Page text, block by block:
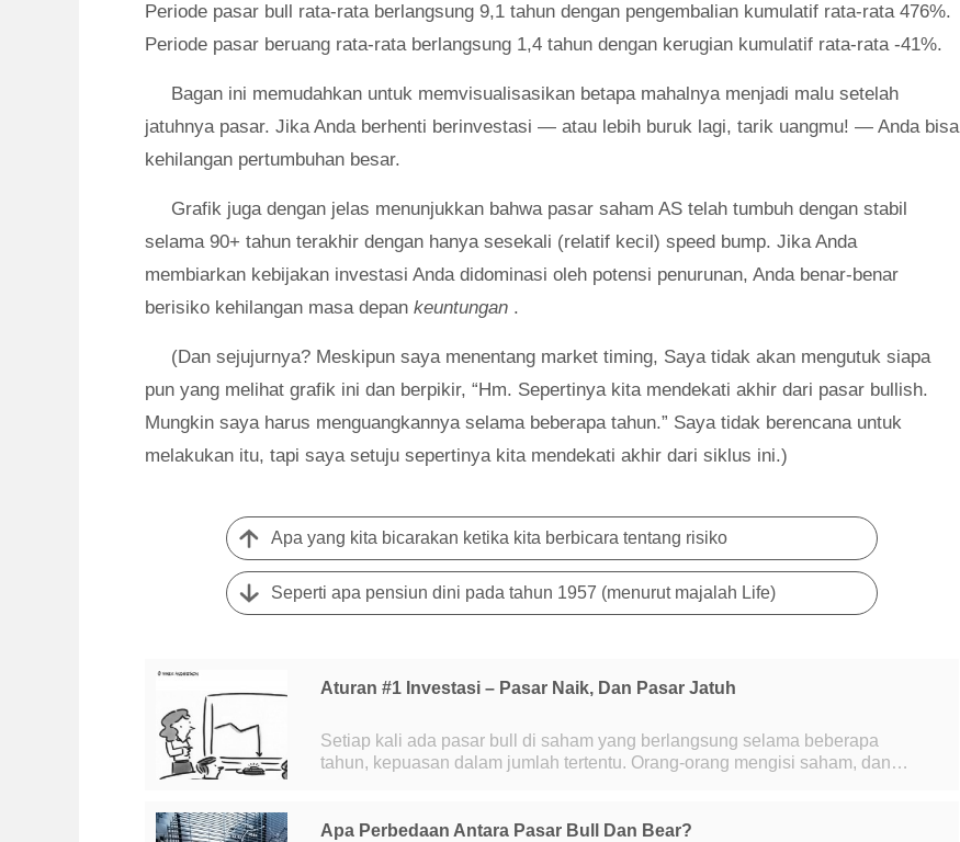
Periode pasar bull rata-rata berlangsung 9,1 tahun dengan pengembalian kumulatif rata-rata 476%.
Periode pasar beruang rata-rata berlangsung 1,4 tahun dengan kerugian kumulatif rata-rata -41%.
Bagan ini memudahkan untuk memvisualisasikan betapa mahalnya menjadi malu setelah
jatuhnya pasar. Jika Anda berhenti berinvestasi — atau lebih buruk lagi, tarik uangmu! — Anda bisa
kehilangan pertumbuhan besar.
Grafik juga dengan jelas menunjukkan bahwa pasar saham AS telah tumbuh dengan stabil
selama 90+ tahun terakhir dengan hanya sesekali (relatif kecil) speed bump. Jika Anda
membiarkan kebijakan investasi Anda didominasi oleh potensi penurunan, Anda benar-benar
berisiko kehilangan masa depan keuntungan .
(Dan sejujurnya? Meskipun saya menentang market timing, Saya tidak akan mengutuk siapa
pun yang melihat grafik ini dan berpikir, “Hm. Sepertinya kita mendekati akhir dari pasar bullish.
Mungkin saya harus menguangkannya selama beberapa tahun.” Saya tidak berencana untuk
melakukan itu, tapi saya setuju sepertinya kita mendekati akhir dari siklus ini.)
Apa yang kita bicarakan ketika kita berbicara tentang risiko
Seperti apa pensiun dini pada tahun 1957 (menurut majalah Life)
Aturan #1 Investasi – Pasar Naik, Dan Pasar Jatuh
Setiap kali ada pasar bull di saham yang berlangsung selama beberapa
tahun, kepuasan dalam jumlah tertentu. Orang-orang mengisi saham, dan
Apa Perbedaan Antara Pasar Bull Dan Bear?